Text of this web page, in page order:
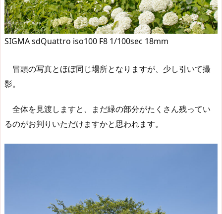
SIGMA sdQuattro iso100 F8 1/100sec 18mm
冒頭の写真とほぼ同じ場所となりますが、少し引いて撮
影。
全体を見渡しますと、まだ緑の部分がたくさん残ってい
るのがお判りいただけますかと思われます。